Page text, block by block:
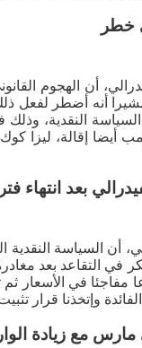
خطر
أن الهجوم
أنه أضطر لفعل
على السياسة
إقالة، ليزا
بعد انتهاء
أن السياسة
في التقاعد بعد
وإتخذنا قرار
مارس مع زيادة